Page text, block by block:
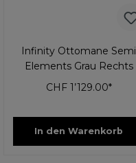
Infinity Ottomane Semi
Elements Grau Rechts
CHF 1’129.00*
In den Warenkorb